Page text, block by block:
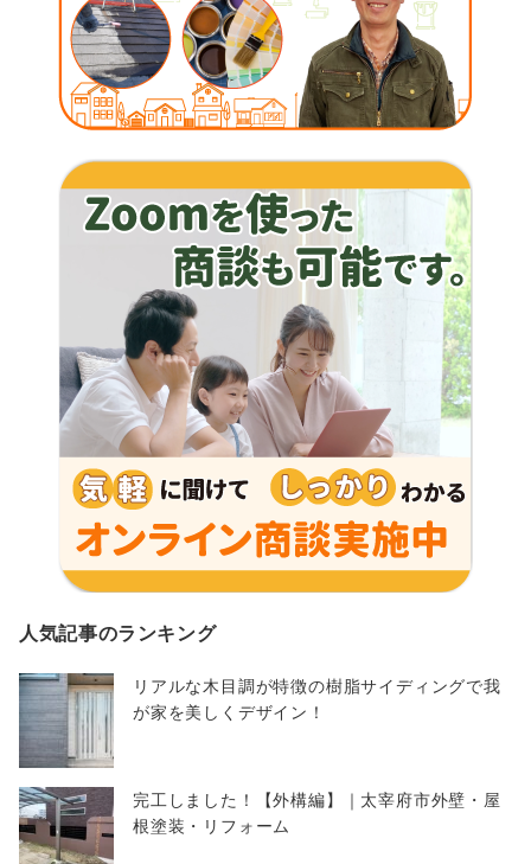
人気記事のランキング
リアルな木目調が特徴の樹脂サイディングで我
が家を美しくデザイン！
完工しました！【外構編】｜太宰府市外壁・屋
根塗装・リフォーム